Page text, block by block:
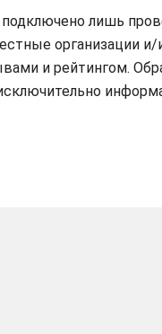
лишь
организации и/
и рейтингом.